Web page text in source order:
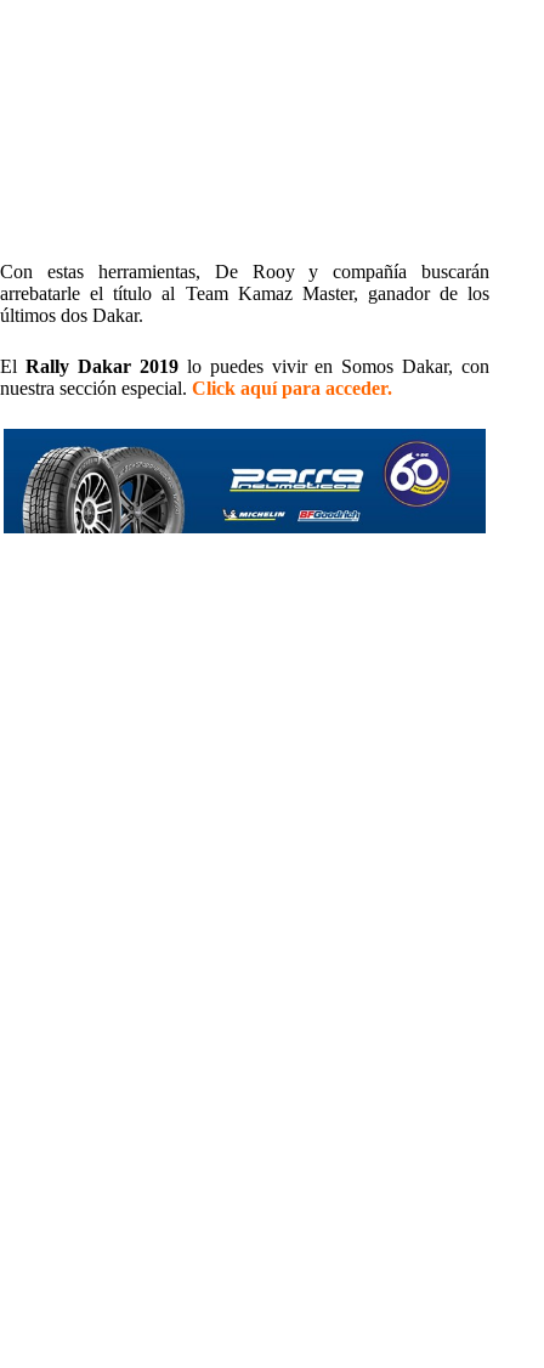
Con estas herramientas, De Rooy y compañía buscarán
arrebatarle el título al Team Kamaz Master, ganador de los
últimos dos Dakar.
El Rally Dakar 2019lo puedes vivir en Somos Dakar, con
nuestra sección especial. Click aquí para acceder.